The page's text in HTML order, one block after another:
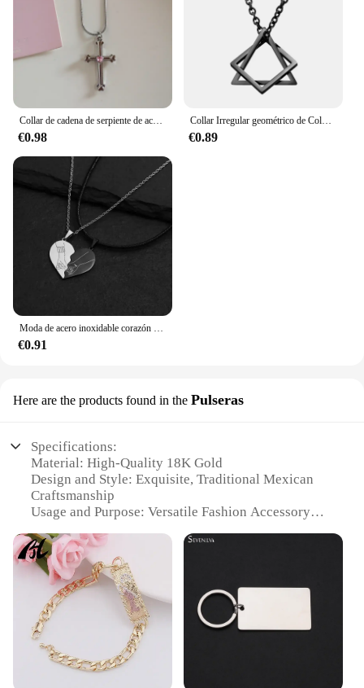
Collar de cadena de serpiente de acero inoxidable para niña, colgante de Bowknot de corazón Rosa Vintage Kpop, accesorios de joyería Rave estética gótica Y2k
€0.98
Collar Irregular geométrico de Color plateado para mujer y hombre, cadena de clavícula Punk Simple, accesorios para el cuello de nueva tendencia de verano
€0.89
Moda de acero inoxidable corazón rompecabezas cerradura llave colgante pareja collar colgantes collares para amantes joyería del Día de San Valentín
€0.91
Here are the products found in the Pulseras
Specifications:
Material: High-Quality 18K Gold
Design and Style: Exquisite, Traditional Mexican
Craftsmanship
Usage and Purpose: Versatile Fashion Accessory
Performance and Property: Durable and
Hypoallergenic
Applicable People: Ideal for Fashion-Forward
Individuals
Features:
**Elegant Craftsmanship and Timeless Style**
The dijes de oro 18 collection is a testament to the
artisanal skill of Mexican jewelry makers. Each